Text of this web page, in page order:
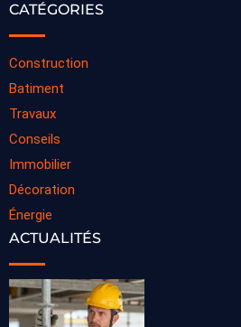
CATÉGORIES
Construction
Batiment
Travaux
Conseils
Immobilier
Décoration
Énergie
ACTUALITÉS